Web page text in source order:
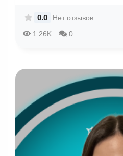
1.26K 0
0.0 Нет отзывов